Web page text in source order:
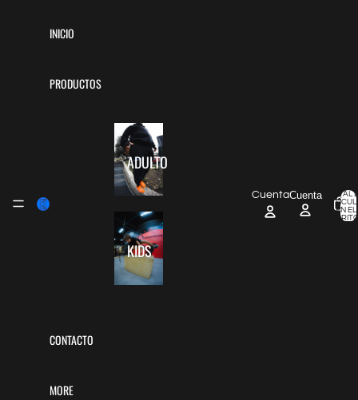
INICIO
PRODUCTOS
ADULTO
KIDS
CONTACTO
MORE
CuentaCuenta
TOTAL
EN EL